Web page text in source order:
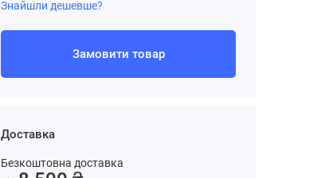
Знайшли дешевше?
Замовити товар
Доставка
Безкоштовна доставка